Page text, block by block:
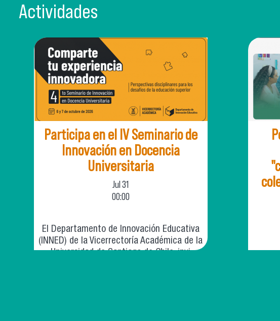
Actividades
Participa en el IV Seminario de
Innovación en Docencia
Universitaria
Jul 31
00:00
El Departamento de Innovación Educativa
(INNED) de la Vicerrectoría Académica de la
Universidad de Santiago de Chile, invi